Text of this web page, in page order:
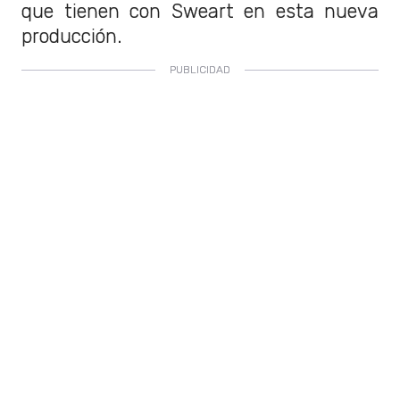
que tienen con Sweart en esta nueva
producción.